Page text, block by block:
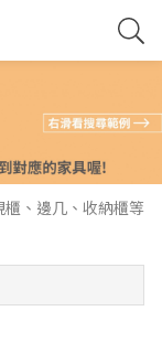
、邊几、收納櫃等